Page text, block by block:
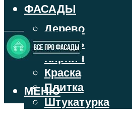
ФАСАДЫ
Дерево
Камень
Кирпич
Краска
Плитка
Штукатурка
МЕНЮ